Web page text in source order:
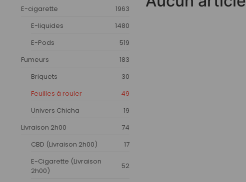
E-cigarette
1963
E-liquides
1480
E-Pods
519
Fumeurs
183
Briquets
30
Feuilles à rouler
49
Univers Chicha
19
Livraison 2h00
74
CBD (Livraison 2h00)
17
E-Cigarette (Livraison
2h00)
52